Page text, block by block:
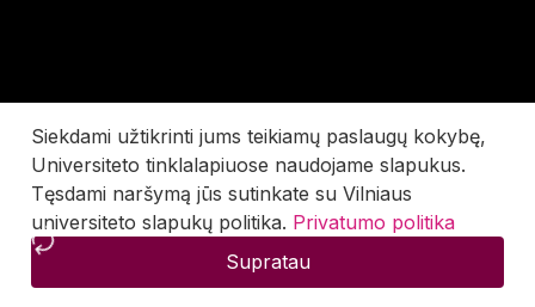
Siekdami užtikrinti jums teikiamų paslaugų kokybę,
Universiteto tinklalapiuose naudojame slapukus.
Tęsdami naršymą jūs sutinkate su Vilniaus
universiteto slapukų politika. Privatumo politika
Supratau